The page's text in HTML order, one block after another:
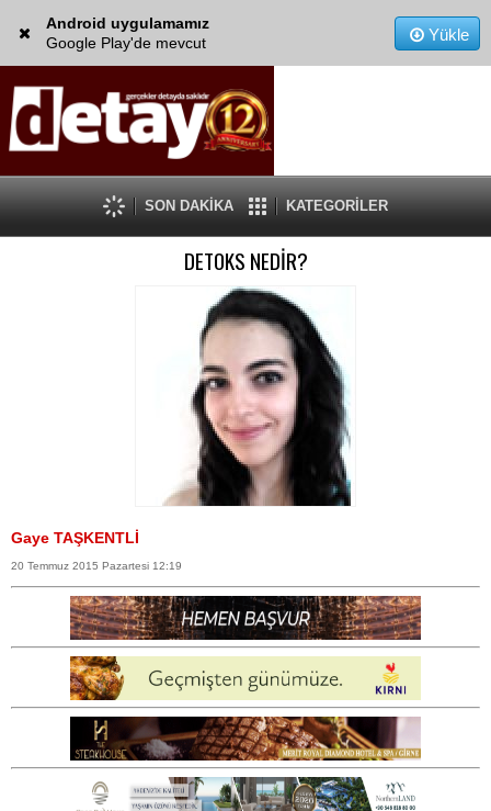
Android uygulamamız
Google Play'de mevcut
Yükle
SON DAKİKA KATEGORİLER
DETOKS NEDİR?
Gaye TAŞKENTLİ
20 Temmuz 2015 Pazartesi 12:19